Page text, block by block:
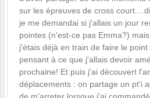
sur les épreuves de cross
je me demandai si j'allais un jour
pointes (n'est-ce pas Emma?)
j'étais déjà en train de faire le
pensant à ce que j'allais devoir
prochaine! Et puis j'ai découvert
déplacements : on partage un pt'i